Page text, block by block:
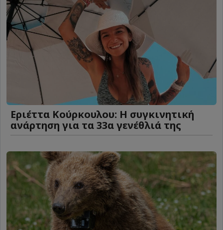
Εριέττα Κούρκουλου: Η συγκινητική
ανάρτηση για τα 33α γενέθλιά της